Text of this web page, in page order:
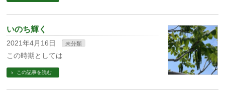
いのち輝く
2021年4月16日 未分類
この時期としては
この記事を読む